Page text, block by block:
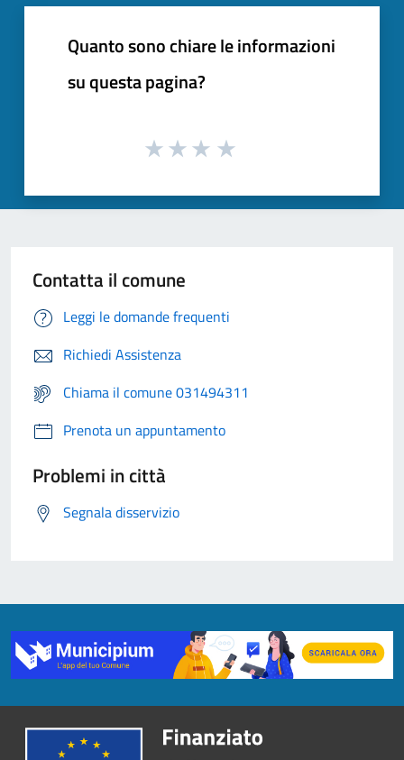
Quanto sono chiare le informazioni
su questa pagina?
Contatta il comune
Leggi le domande frequenti
Richiedi Assistenza
Chiama il comune 031494311
Prenota un appuntamento
Problemi in città
Segnala disservizio